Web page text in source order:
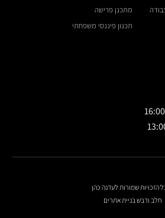
מתכנן פרישה
תכנון פיננסי משפחתי
הזכויות שמורות לעדנה כהן
חלב ודבש בניית אתרים